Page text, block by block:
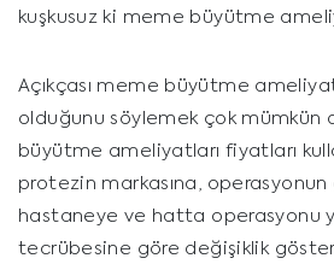
kuşkusuz ki meme büyütme
Açıkçası meme büyütme
olduğunu söylemek çok mümkün
büyütme ameliyatları fiyatları
protezin markasına,
hastaneye ve hatta operasyonu
tecrübesine göre değişiklik